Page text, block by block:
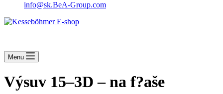
info@sk.BeA-Group.com
Menu
Výsuv 15–3D – na f?aše